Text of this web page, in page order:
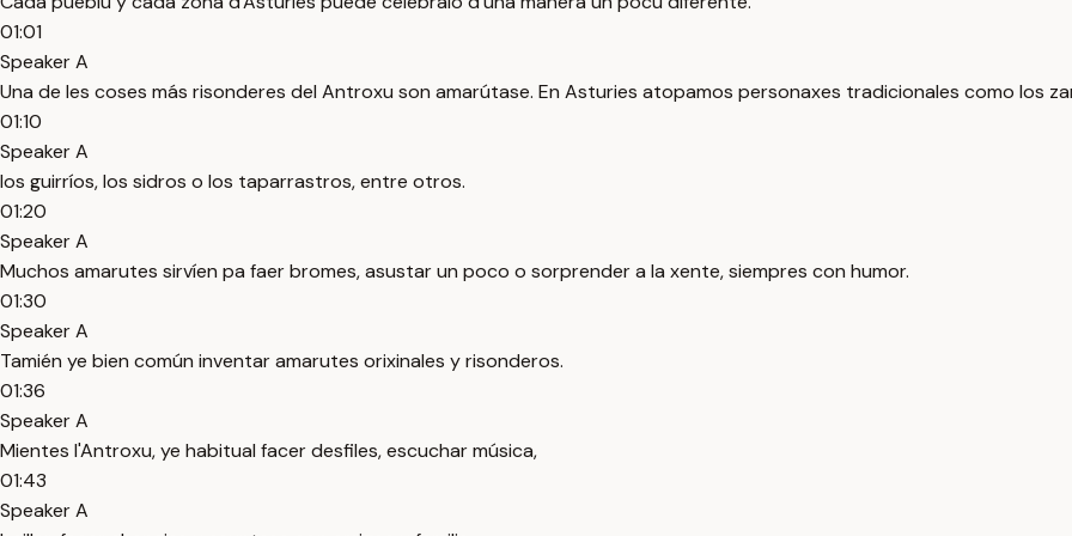
01:01
Speaker A
Una de les coses más risonderes del Antroxu son amarútase. En Asturies atopamos personaxes tradicionales como los
01:10
Speaker A
los guirríos, los sidros o los taparrastros, entre otros.
01:20
Speaker A
Muchos amarutes sirvíen pa faer bromes, asustar un poco o sorprender a la xente, siempres con humor.
01:30
Speaker A
Tamién ye bien común inventar amarutes orixinales y risonderos.
01:36
Speaker A
Mientes l'Antroxu, ye habitual facer desfiles, escuchar música,
01:43
Speaker A